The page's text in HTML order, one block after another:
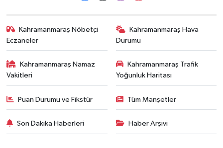
Kahramanmaraş Nöbetçi
Eczaneler
Kahramanmaraş Hava
Durumu
Kahramanmaraş Namaz
Vakitleri
Kahramanmaraş Trafik
Yoğunluk Haritası
Puan Durumu ve Fikstür Tüm Manşetler
Son Dakika Haberleri Haber Arşivi